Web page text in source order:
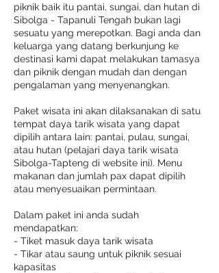
piknik baik itu pantai, sungai, dan hutan di
Sibolga - Tapanuli Tengah bukan lagi
sesuatu yang merepotkan. Bagi anda dan
keluarga yang datang berkunjung ke
destinasi kami dapat melakukan tamasya
dan piknik dengan mudah dan dengan
pengalaman yang menyenangkan.
Paket wisata ini akan dilaksanakan di satu
tempat daya tarik wisata yang dapat
dipilih antara lain: pantai, pulau, sungai,
atau hutan (pelajari daya tarik wisata
Sibolga-Tapteng di website ini). Menu
makanan dan jumlah pax dapat dipilih
atau menyesuaikan permintaan.
Dalam paket ini anda sudah
mendapatkan:
- Tiket masuk daya tarik wisata
- Tikar atau saung untuk piknik sesuai
kapasitas